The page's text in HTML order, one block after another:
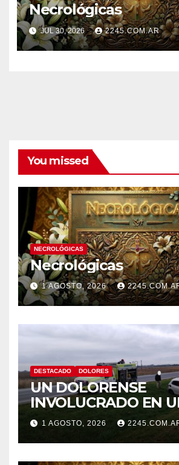
Necrológicas
JUL 30, 2026 2245.COM.AR
You missed
NECROLÓGICAS
Necrológicas
1 AGOSTO, 2026
DESTACADO DOLORES
UN DOLORENSE
INVOLUCRADO EN
SINIESTRO QUE
CON DESPISTE Y
1 AGOSTO, 2026